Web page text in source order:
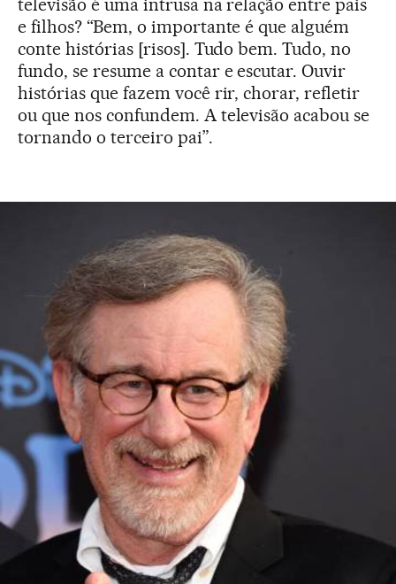
televisão é uma intrusa na relação entre pais
e filhos? “Bem, o importante é que alguém
conte histórias [risos]. Tudo bem. Tudo, no
fundo, se resume a contar e escutar. Ouvir
histórias que fazem você rir, chorar, refletir
ou que nos confundem. A televisão acabou se
tornando o terceiro pai”.